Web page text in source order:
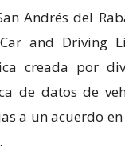
Andrés del
and Driving
creada por
de datos de
a un acuerdo